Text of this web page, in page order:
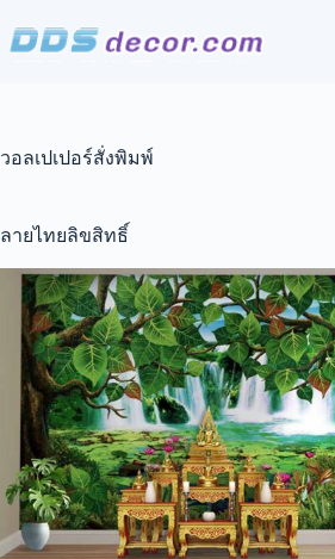
content
วอลเปเปอร์สั่งพิมพ์
ลายไทยลิขสิทธิ์